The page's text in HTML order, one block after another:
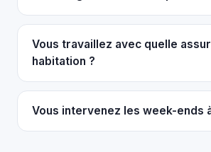
Vous travaillez avec quelle
habitation ?
Vous intervenez les week-ends